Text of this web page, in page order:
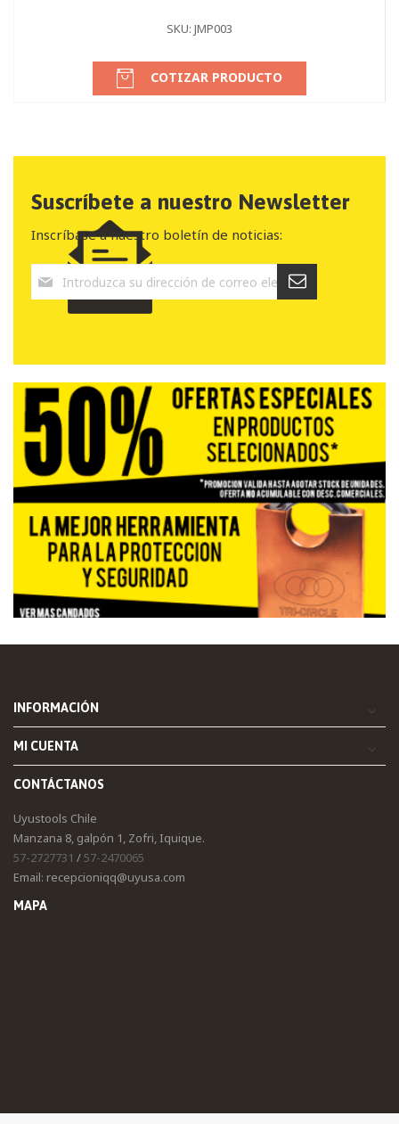
SKU: JMP003
COTIZAR PRODUCTO
Suscríbete a nuestro Newsletter
Inscríbase a nuestro boletín de noticias:
INFORMACIÓN
MI CUENTA
CONTÁCTANOS
Uyustools Chile
Manzana 8, galpón 1, Zofri, Iquique.
57-2727731 /57-2470065
Email: recepcioniqq@uyusa.com
MAPA